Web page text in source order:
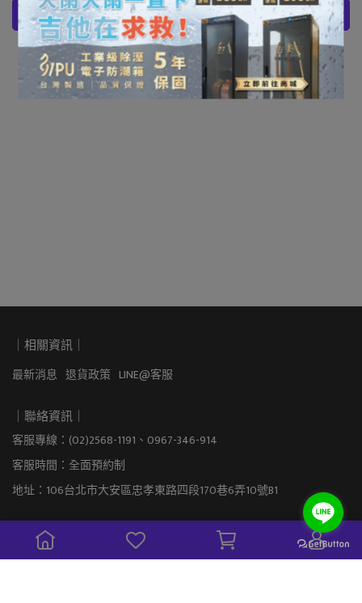
加入購物車 加入購物車
｜相關資訊｜
最新消息 退貨政策 LINE@客服
｜聯絡資訊｜
客服專線：(02)2568-1191、0967-346-914
客服時間：全面預約制
地址：106台北市大安區忠孝東路四段170巷6弄10號B1
｜公司資訊｜
海馬音樂工作室有限公司  |  統一編號：42824174